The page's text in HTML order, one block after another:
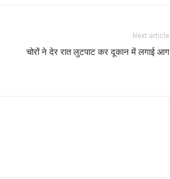
Next article
चोरों ने देर रात लुटपाट कर दूकान में लगाई आग